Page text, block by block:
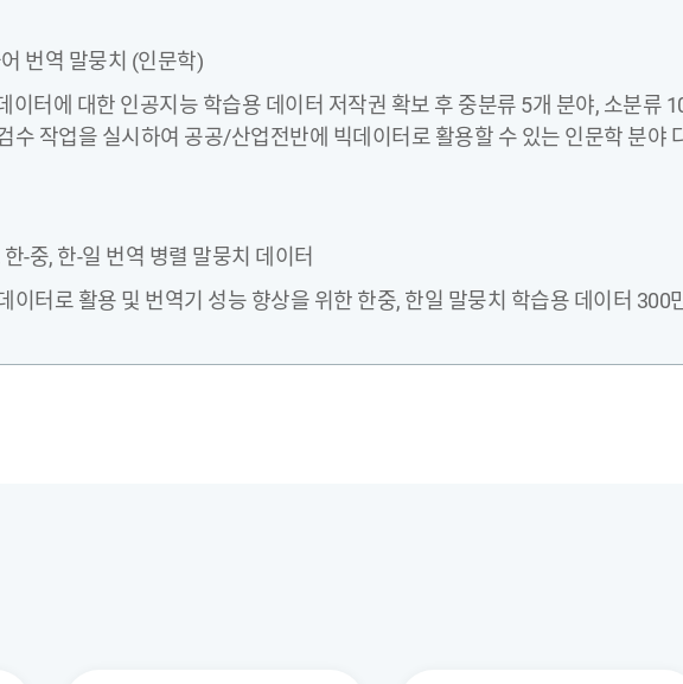
번역 말뭉치 (인문학)
이터에 대한 인공지능 학습용 데이터 저작권 확보 후 중분류 5개 분야, 소분류
수 작업을 실시하여 공공/산업전반에 빅데이터로 활용할 수 있는 인문학 분야
-중, 한-일 번역 병렬 말뭉치 데이터
이터로 활용 및 번역기 성능 향상을 위한 한중, 한일 말뭉치 학습용 데이터 300